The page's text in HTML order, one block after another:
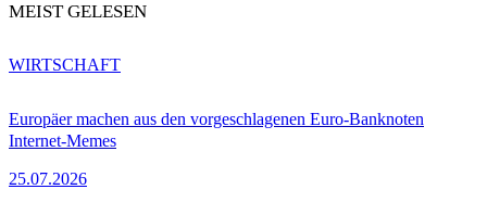
MEIST GELESEN
Europäer machen aus den vorgeschlagenen Euro-Banknoten
Internet-Memes
25.07.2026
WIRTSCHAFT